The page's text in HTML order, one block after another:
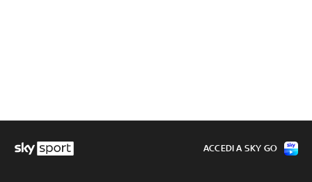
ACCEDI A SKY GO